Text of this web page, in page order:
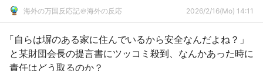
海外の万国反応記＠海外の反応 2026/2/16(Mo) 14:11
「自らは塀のある家に住んでいるから安全なんだよね？」
と某財団会長の提言書にツッコミ殺到、なんかあった時に
責任はどう取るのか？